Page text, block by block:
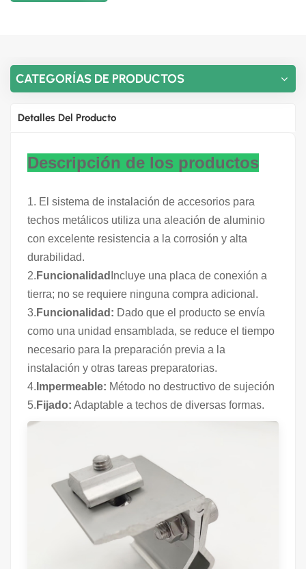
CATEGORÍAS DE PRODUCTOS
Detalles Del Producto
Descripción de los productos
1. El sistema de instalación de accesorios para
techos metálicos utiliza una aleación de aluminio
con excelente resistencia a la corrosión y alta
durabilidad.
2. Funcionalidad Incluye una placa de conexión a
tierra; no se requiere ninguna compra adicional.
3. Funcionalidad: Dado que el producto se envía
como una unidad ensamblada, se reduce el tiempo
necesario para la preparación previa a la
instalación y otras tareas preparatorias.
4. Impermeable: Método no destructivo de sujeción
5. Fijado: Adaptable a techos de diversas formas.